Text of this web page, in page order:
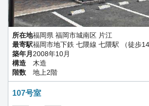
所在地福岡県 福岡市城南区 片江
最寄駅福岡市地下鉄 七隈線 七隈駅 （徒歩14
築年月 2008年10月
構造
木造
階数
地上2階
107号室